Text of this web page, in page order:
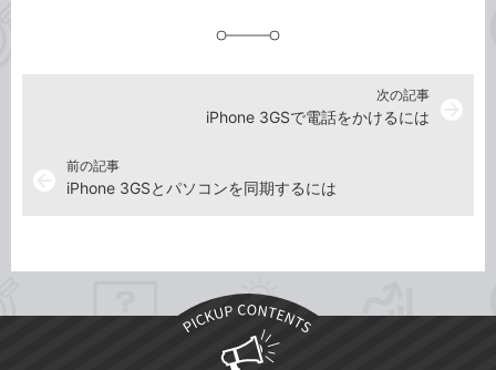
前の記事
iPhone 3GSとパソコンを同期するには
次の記事
iPhone 3GSで電話をかけるには